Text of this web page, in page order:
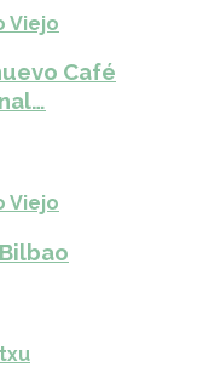
Viejo
Café
Viejo